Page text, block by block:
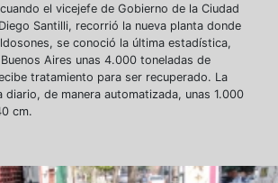
el vicejefe de Gobierno de la Ciudad
Santilli, recorrió la nueva planta donde
se conoció la última estadística,
Aires unas 4.000 toneladas de
tratamiento para ser recuperado. La
de manera automatizada, unas 1.000
cm.